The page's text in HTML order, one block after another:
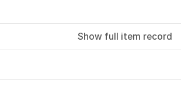
Show full item record